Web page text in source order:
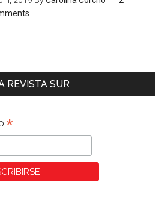
REVISTA SUR
*